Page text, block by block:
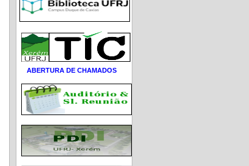
ABERTURA DE CHAMADOS